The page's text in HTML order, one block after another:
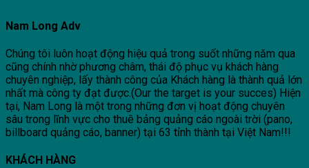
Nam Long Adv
Chúng tôi luôn hoạt động hiệu quả trong suốt những năm qua
cũng chính nhờ phương châm, thái độ phục vụ khách hàng
chuyên nghiệp, lấy thành công của Khách hàng là thành quả lớn
nhất mà công ty đạt được.(Our the target is your succes) Hiện
tại, Nam Long là một trong những đơn vị hoạt động chuyên
sâu trong lĩnh vực cho thuê bảng quảng cáo ngoài trời (pano,
billboard quảng cáo, banner) tại 63 tỉnh thành tại Việt Nam!!!
KHÁCH HÀNG